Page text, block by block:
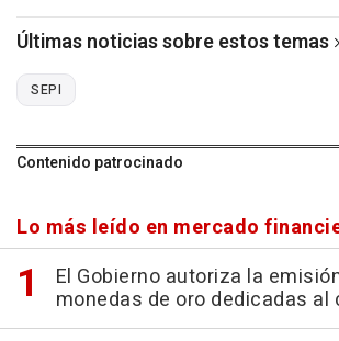
Últimas noticias sobre estos temas
SEPI
Contenido patrocinado
Lo más leído en mercado
El Gobierno autoriza la
monedas de oro dedicadas al